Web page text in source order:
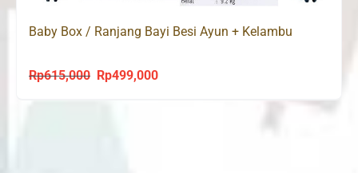
Baby Box / Ranjang Bayi Besi Ayun + Kelambu
Rp615,000
Original
Rp499,000Current